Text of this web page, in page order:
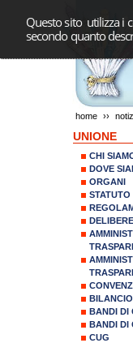
Questo sito utilizza i
secondo quanto
home ››
UNIONE
CHI
DOVE
ORGANI
STATUTO
BANDI DI
BANDI DI
CUG